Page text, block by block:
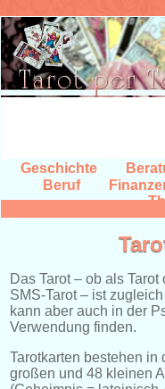
Geschichte
Beruf
Das Tarot – ob als
SMS-Tarot – ist
kann aber auch in der
Verwendung finden.
Tarotkarten bestehen in
großen und 48 kleinen